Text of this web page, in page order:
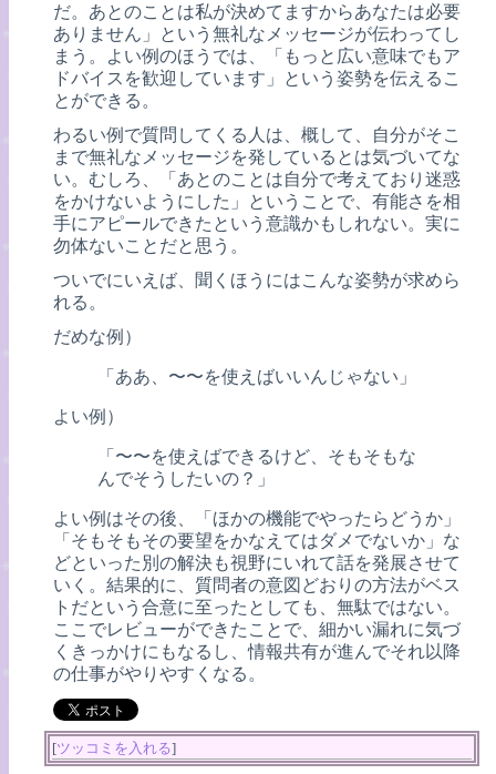
だ。あとのことは私が決めてますからあなたは必要
ありません」という無礼なメッセージが伝わってし
まう。よい例のほうでは、「もっと広い意味でもア
ドバイスを歓迎しています」という姿勢を伝えるこ
とができる。
わるい例で質問してくる人は、概して、自分がそこ
まで無礼なメッセージを発しているとは気づいてな
い。むしろ、「あとのことは自分で考えており迷惑
をかけないようにした」ということで、有能さを相
手にアピールできたという意識かもしれない。実に
勿体ないことだと思う。
ついでにいえば、聞くほうにはこんな姿勢が求めら
れる。
だめな例）
「ああ、〜〜を使えばいいんじゃない」
よい例）
「〜〜を使えばできるけど、そもそもな
んでそうしたいの？」
よい例はその後、「ほかの機能でやったらどうか」
「そもそもその要望をかなえてはダメでないか」な
どといった別の解決も視野にいれて話を発展させて
いく。結果的に、質問者の意図どおりの方法がベス
トだという合意に至ったとしても、無駄ではない。
ここでレビューができたことで、細かい漏れに気づ
くきっかけにもなるし、情報共有が進んでそれ以降
の仕事がやりやすくなる。
[ツッコミを入れる]